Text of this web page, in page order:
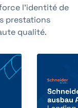
l'identité de
prestations
qualité.